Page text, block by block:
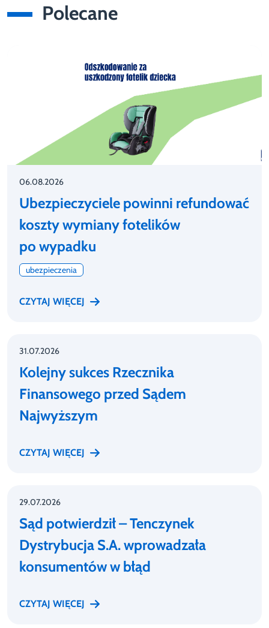
Polecane
06.08.2026
Ubezpieczyciele powinni refundować
koszty wymiany fotelików
po wypadku
ubezpieczenia
CZYTAJ WIĘCEJ
31.07.2026
Kolejny sukces Rzecznika
Finansowego przed Sądem
Najwyższym
CZYTAJ WIĘCEJ
29.07.2026
Sąd potwierdził – Tenczynek
Dystrybucja S.A. wprowadzała
konsumentów w błąd
CZYTAJ WIĘCEJ